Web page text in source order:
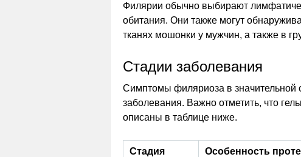
Филярии обычно выбирают
обитания. Они также могут
тканях мошонки у мужчин, а также в
Стадии заболевания
Симптомы филяриоза в значительной
заболевания. Важно отметить, что
описаны в таблице ниже.
Стадия Особенность